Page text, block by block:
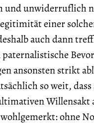
und unwiderruflich
einer
auch dann
paternalistische
ansonsten strikt
so weit,
Willensakt
ohne